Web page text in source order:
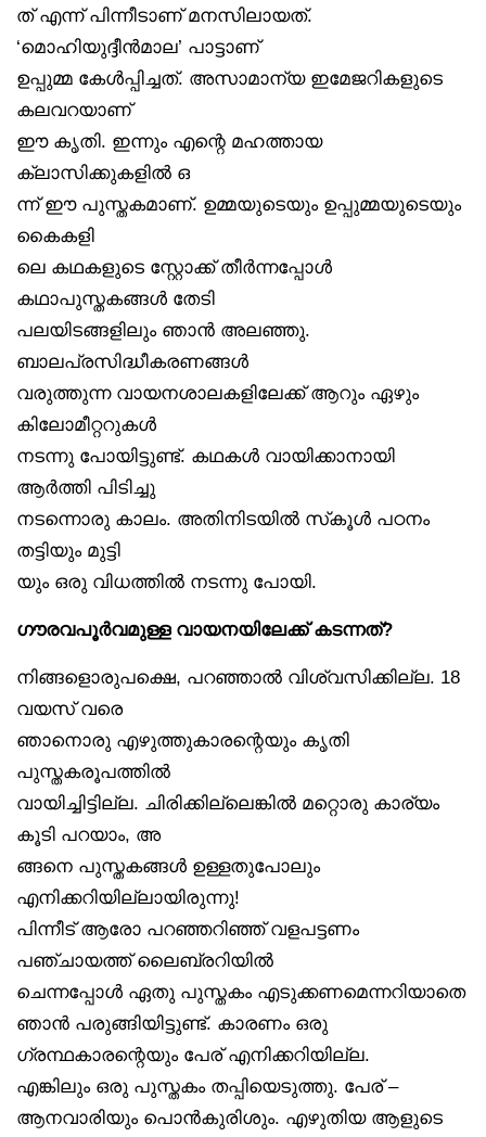
ത് എന്ന് പിന്നീടാണ് മനസിലായത്.
‘മൊഹിയുദ്ദീൻമാല’ പാട്ടാണ്
ഉപ്പുമ്മ കേൾപ്പിച്ചത്. അസാമാന്യ ഇമേജറികളുടെ
കലവറയാണ്
ഈ കൃതി. ഇന്നും എന്റെ മഹത്തായ
ക്ലാസിക്കുകളിൽ ഒ
ന്ന് ഈ പുസ്തകമാണ്. ഉമ്മയുടെയും ഉപ്പുമ്മയുടെയും
കൈകളി
ലെ കഥകളുടെ സ്റ്റോക്ക് തീർന്നപ്പോൾ
കഥാപുസ്തകങ്ങൾ തേടി
പലയിടങ്ങളിലും ഞാൻ അലഞ്ഞു.
ബാലപ്രസിദ്ധീകരണങ്ങൾ
വരുത്തുന്ന വായനശാലകളിലേക്ക് ആറും ഏഴും
കിലോമീറ്ററുകൾ
നടന്നു പോയിട്ടുണ്ട്. കഥകൾ വായിക്കാനായി
ആർത്തി പിടിച്ചു
നടന്നൊരു കാലം. അതിനിടയിൽ സ്‌കൂൾ പഠനം
തട്ടിയും മുട്ടി
യും ഒരു വിധത്തിൽ നടന്നു പോയി.
ഗൗരവപൂർവമുള്ള വായനയിലേക്ക് കടന്നത്?
നിങ്ങളൊരുപക്ഷെ, പറഞ്ഞാൽ വിശ്വസിക്കില്ല. 18
വയസ് വരെ
ഞാനൊരു എഴുത്തുകാരന്റെയും കൃതി
പുസ്തകരൂപത്തിൽ
വായിച്ചിട്ടില്ല. ചിരിക്കില്ലെങ്കിൽ മറ്റൊരു കാര്യം
കൂടി പറയാം, അ
ങ്ങനെ പുസ്തകങ്ങൾ ഉള്ളതുപോലും
എനിക്കറിയില്ലായിരുന്നു!
പിന്നീട് ആരോ പറഞ്ഞറിഞ്ഞ് വളപട്ടണം
പഞ്ചായത്ത് ലൈബ്രറിയിൽ
ചെന്നപ്പോൾ ഏതു പുസ്തകം എടുക്കണമെന്നറിയാതെ
ഞാൻ പരുങ്ങിയിട്ടുണ്ട്. കാരണം ഒരു
ഗ്രന്ഥകാരന്റെയും പേര് എനിക്കറിയില്ല.
എങ്കിലും ഒരു പുസ്തകം തപ്പിയെടുത്തു. പേര് –
ആനവാരിയും പൊൻകുരിശും. എഴുതിയ ആളുടെ